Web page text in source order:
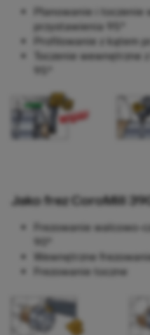
Planowanie i toczenie
przystawienia 95°
Profilowanie z kątem
Toczenie
Jako frez CoroMill
Frezowanie walcowo-
Wewnętrzne
Frezowanie toczne